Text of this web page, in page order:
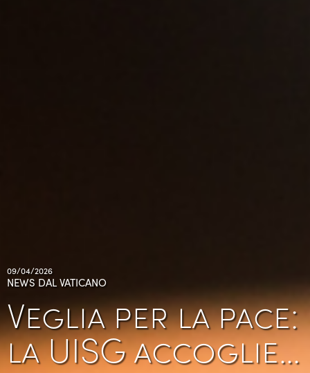
09/04/2026
NEWS DAL VATICANO
Veglia per la pace:
la UISG accoglie…